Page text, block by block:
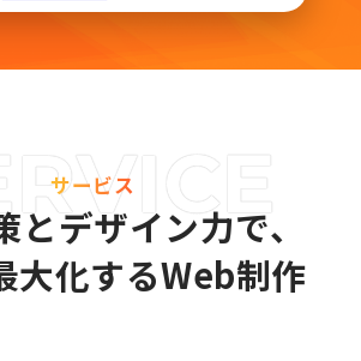
サービス
とデザイン力で、
大化するWeb制作